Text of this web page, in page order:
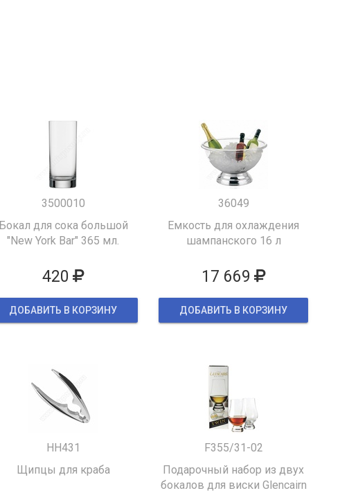
3500010
Бокал для сока большой
"New York Bar" 365 мл.
420
ДОБАВИТЬ В КОРЗИНУ
36049
Емкость для охлаждения
шампанского 16 л
17 669
ДОБАВИТЬ В КОРЗИНУ
HH431
Щипцы для краба
F355/31-02
Подарочный набор из двух
бокалов для виски Glencairn